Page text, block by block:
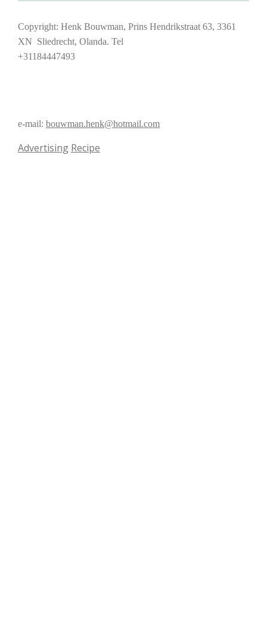
Copyright: Henk Bouwman, Prins Hendrikstraat 63, 3361
XN Sliedrecht, Olanda. Tel
+31184447493
e-mail: bouwman.henk@hotmail.com
Advertising Recipe